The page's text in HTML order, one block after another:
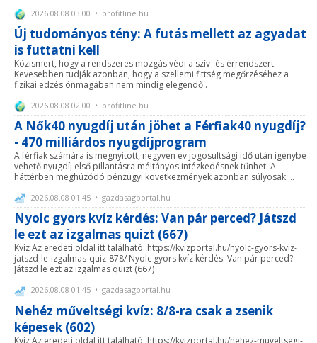
2026.08.08 03:00 • profitline.hu
Új tudományos tény: A futás mellett az agyadat
is futtatni kell
Közismert, hogy a rendszeres mozgás védi a szív- és érrendszert.
Kevesebben tudják azonban, hogy a szellemi fittség megőrzéséhez a
fizikai edzés önmagában nem mindig elegendő .
2026.08.08 02:00 • profitline.hu
A Nők40 nyugdíj után jöhet a Férfiak40 nyugdíj?
- 470 milliárdos nyugdíjprogram
A férfiak számára is megnyitott, negyven év jogosultsági idő után igénybe
vehető nyugdíj első pillantásra méltányos intézkedésnek tűnhet. A
háttérben meghúzódó pénzügyi következmények azonban súlyosak ...
2026.08.08 01:45 • gazdasagportal.hu
Nyolc gyors kvíz kérdés: Van pár perced? Játszd
le ezt az izgalmas quizt (667)
Kvíz Az eredeti oldal itt található: https://kvizportal.hu/nyolc-gyors-kviz-
jatszd-le-izgalmas-quiz-878/ Nyolc gyors kvíz kérdés: Van pár perced?
Játszd le ezt az izgalmas quizt (667)
2026.08.08 01:45 • gazdasagportal.hu
Nehéz műveltségi kvíz: 8/8-ra csak a zsenik
képesek (602)
Kvíz Az eredeti oldal itt található: https://kvizportal.hu/nehez-muveltsegi-